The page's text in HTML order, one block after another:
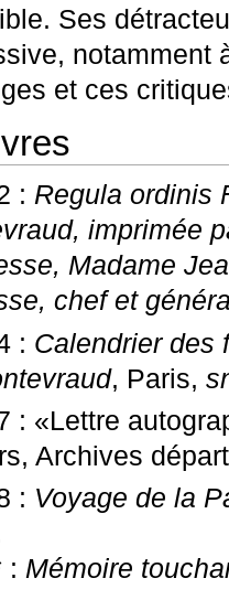
Ses
notamment
et ces
: Regula ordinis
imprimée
Madame
chef et
: Calendrier des
, Paris,
: «Lettre
Archives
: Voyage de la
: Mémoire